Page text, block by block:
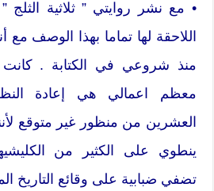
• مع نشر روايتي ” ثلاثية
اللاحقة لها تماما بهذا الوصف مع
منذ شروعي في الكتابة . كانت
معظم اعمالي هي إعادة
العشرين من منظور غير متوقع
ينطوي على الكثير من
تضفي ضبابية على وقائع التاريخ